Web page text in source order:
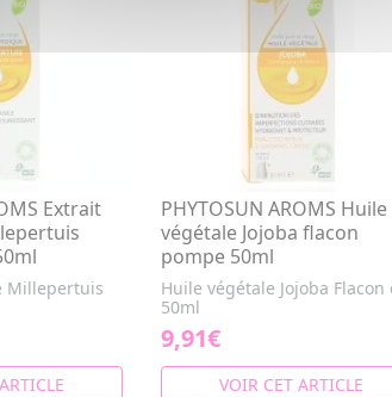
Extrait
Millepertuis
PHYTOSUN AROMS Huile
végétale Jojoba flacon
pompe 50ml
Huile végétale Jojoba Flacon
50ml
9,91€
VOIR CET ARTICLE